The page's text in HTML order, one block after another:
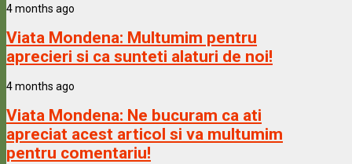
4 months ago
Viata Mondena: Multumim pentru
aprecieri si ca sunteti alaturi de noi!
4 months ago
Viata Mondena: Ne bucuram ca ati
apreciat acest articol si va multumim
pentru comentariu!